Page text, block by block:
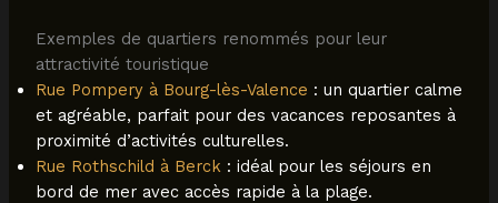
Exemples de quartiers renommés pour leur
attractivité touristique
Rue Pompery à Bourg-lès-Valence : un quartier calme
et agréable, parfait pour des vacances reposantes à
proximité d’activités culturelles.
Rue Rothschild à Berck : idéal pour les séjours en
bord de mer avec accès rapide à la plage.